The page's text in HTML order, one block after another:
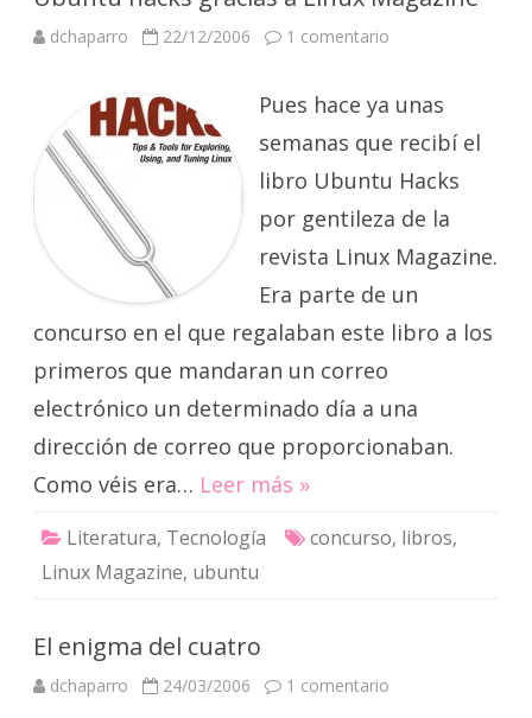
dchaparro 22/12/2006 1 comentario
a
Linux
Magazine
Pues hace ya unas
semanas que recibí el
libro Ubuntu Hacks
por gentileza de la
revista Linux Magazine.
Era parte de un
concurso en el que regalaban este libro a los
primeros que mandaran un correo
electrónico un determinado día a una
dirección de correo que proporcionaban.
Como véis era… Leer más »
Literatura, Tecnología concurso, libros,
Linux Magazine, ubuntu
El enigma del cuatro
dchaparro 24/03/2006 1 comentario